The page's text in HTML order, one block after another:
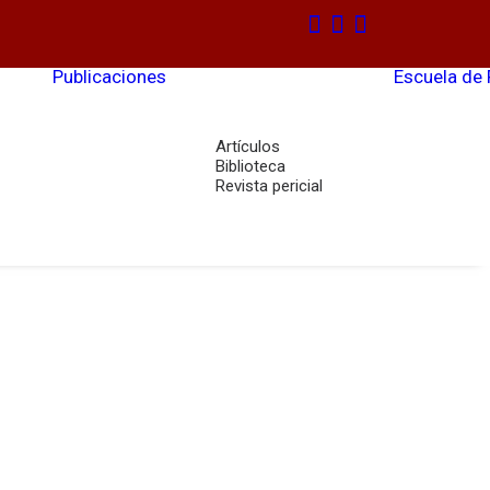
Publicaciones
Artículos
Biblioteca
Revista pericial
Escuela